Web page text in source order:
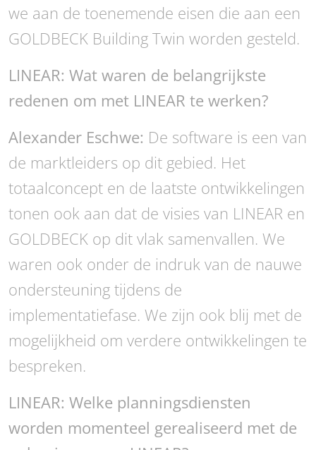
we aan de toenemende eisen die aan een
GOLDBECK Building Twin worden gesteld.
LINEAR: Wat waren de belangrijkste
redenen om met LINEAR te werken?
Alexander Eschwe: De software is een van
de marktleiders op dit gebied. Het
totaalconcept en de laatste ontwikkelingen
tonen ook aan dat de visies van LINEAR en
GOLDBECK op dit vlak samenvallen. We
waren ook onder de indruk van de nauwe
ondersteuning tijdens de
implementatiefase. We zijn ook blij met de
mogelijkheid om verdere ontwikkelingen te
bespreken.
LINEAR: Welke planningsdiensten
worden momenteel gerealiseerd met de